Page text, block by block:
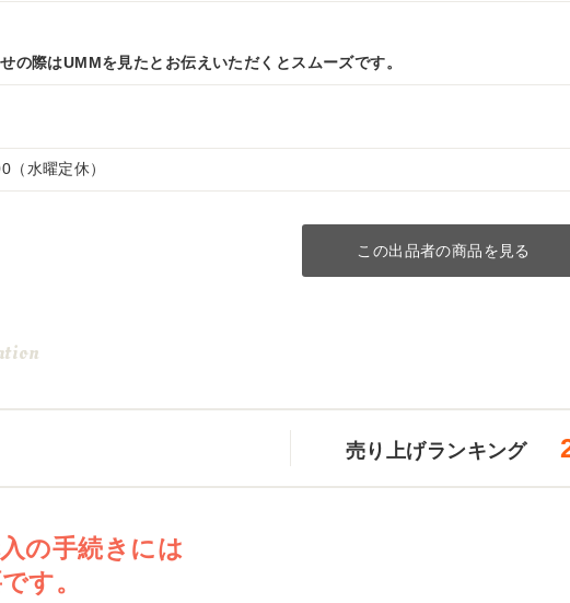
の際はUMMを見たとお伝えいただくとスムーズです。
（水曜定休）
この出品者の商品を見る
売り上げランキング
の手続きには
す。